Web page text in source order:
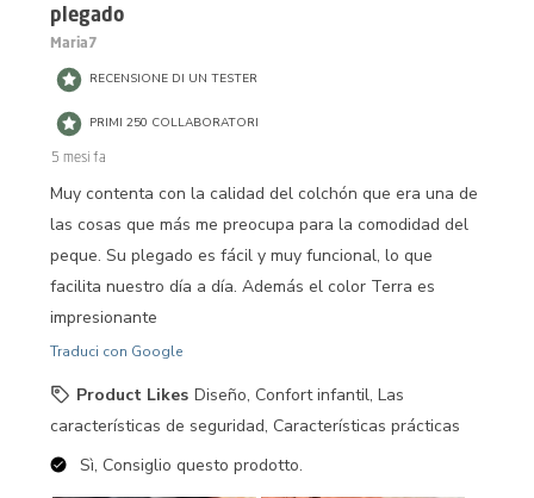
plegado
Maria7
RECENSIONE DI UN TESTER
PRIMI 250 COLLABORATORI
5 mesi fa
Muy contenta con la calidad del colchón que era una de
las cosas que más me preocupa para la comodidad del
peque. Su plegado es fácil y muy funcional, lo que
facilita nuestro día a día. Además el color Terra es
impresionante
Traduci con Google
Product Likes Diseño, Confort infantil, Las
características de seguridad, Características prácticas
Sì, Consiglio questo prodotto.